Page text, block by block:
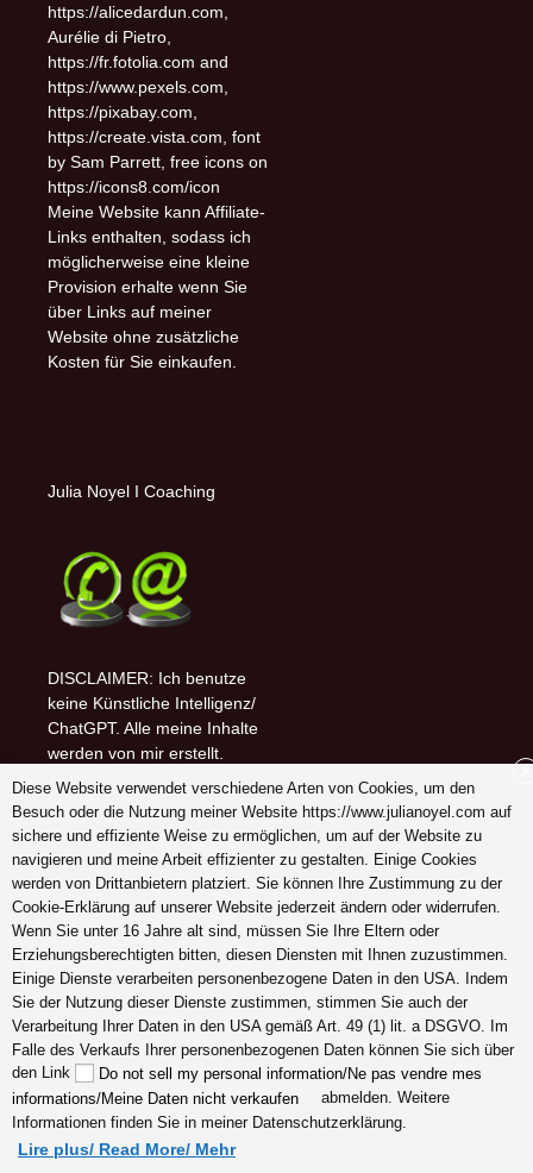
https://alicedardun.com,
Aurélie di Pietro,
https://fr.fotolia.com and
https://www.pexels.com,
https://pixabay.com,
https://create.vista.com, font
by Sam Parrett, free icons on
https://icons8.com/icon
Meine Website kann Affiliate-
Links enthalten, sodass ich
möglicherweise eine kleine
Provision erhalte wenn Sie
über Links auf meiner
Website ohne zusätzliche
Kosten für Sie einkaufen.
Julia Noyel I Coaching
DISCLAIMER: Ich benutze
keine Künstliche Intelligenz/
ChatGPT. Alle meine Inhalte
werden von mir erstellt.
Follow me on (-:
youtube
INSTAGRAM
Pinterest
Schreiben Sie mir ein
Dankeschön (-:
Diese Website verwendet verschiedene Arten von Cookies, um den
Besuch oder die Nutzung meiner Website https://www.julianoyel.com auf
sichere und effiziente Weise zu ermöglichen, um auf der Website zu
navigieren und meine Arbeit effizienter zu gestalten. Einige Cookies
werden von Drittanbietern platziert. Sie können Ihre Zustimmung zu der
Cookie-Erklärung auf unserer Website jederzeit ändern oder widerrufen.
Wenn Sie unter 16 Jahre alt sind, müssen Sie Ihre Eltern oder
Erziehungsberechtigten bitten, diesen Diensten mit Ihnen zuzustimmen.
Einige Dienste verarbeiten personenbezogene Daten in den USA. Indem
Sie der Nutzung dieser Dienste zustimmen, stimmen Sie auch der
Verarbeitung Ihrer Daten in den USA gemäß Art. 49 (1) lit. a DSGVO. Im
Falle des Verkaufs Ihrer personenbezogenen Daten können Sie sich über
den Link
Do not sell my personal information/Ne pas vendre mes
informations/Meine Daten nicht verkaufen
abmelden. Weitere
Informationen finden Sie in meiner Datenschutzerklärung.
Lire plus/ Read More/ Mehr